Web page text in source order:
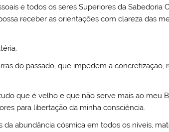
e todos os seres Superiores da Sabedoria
receber as orientações com clareza das
do passado, que impedem a concretização,
que é velho e que não serve mais ao meu
para libertação da minha consciência.
abundância cósmica em todos os níveis,